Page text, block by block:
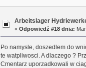
Arbeitslager
«Odpowiedź #18 dnia:
Po namysle, doszedlem do
te watpliwosci. A dlaczego ?
Cmentarz uporzadkowali w